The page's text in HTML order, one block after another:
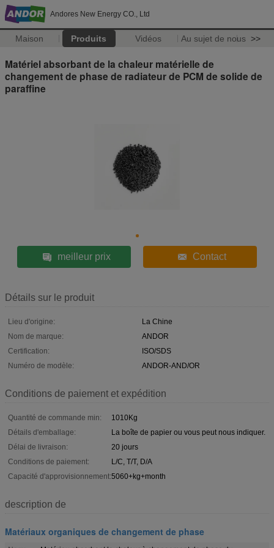
Andores New Energy CO., Ltd
Maison Produits Vidéos Au sujet de nous >>
Matériel absorbant de la chaleur matérielle de
changement de phase de radiateur de PCM de solide de
paraffine
meilleur prix Contact
Détails sur le produit
Lieu d'origine:
La Chine
Nom de marque:
ANDOR
Certification:
ISO/SDS
Numéro de modèle:
ANDOR-AND/OR
Conditions de paiement et expédition
Quantité de commande min:
1010Kg
Détails d'emballage:
La boîte de papier ou vous peut nous indiquer.
Délai de livraison:
20 jours
Conditions de paiement:
L/C, T/T, D/A
Capacité d'approvisionnement:5060+kg+month
description de
Matériaux organiques de changement de phase